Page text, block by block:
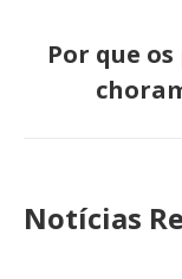
Por que
Notícias